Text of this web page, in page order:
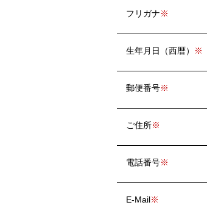
フリガナ
生年月日（西暦）
郵便番号
ご住所
電話番号
E-Mail